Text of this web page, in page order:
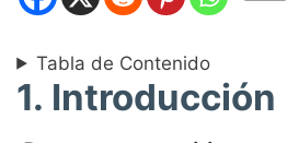
Tabla de Contenido
1. Introducción